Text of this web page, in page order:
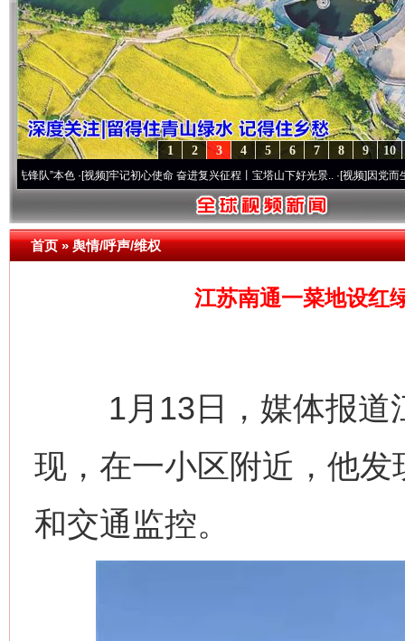
10
9
8
7
6
5
4
3
2
1
·[视频]牢记初心使命 奋进复兴征程丨宝塔山下好光景..·[视频]因党而生 为党而战
首页»舆情/呼声/维权
江苏南通一菜地设红
1月13日，媒体报道
现，在一小区附近，他
和交通监控。